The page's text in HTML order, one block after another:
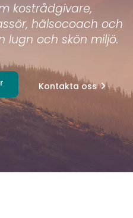
kostrådgivare,
hälsocoach och
lugn och skön miljö.
Kontakta oss